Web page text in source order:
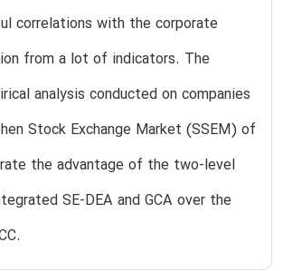
correlations with the corporate
from a lot of indicators. The
analysis conducted on companies
Stock Exchange Market (SSEM) of
the advantage of the two-level
SE-DEA and GCA over the